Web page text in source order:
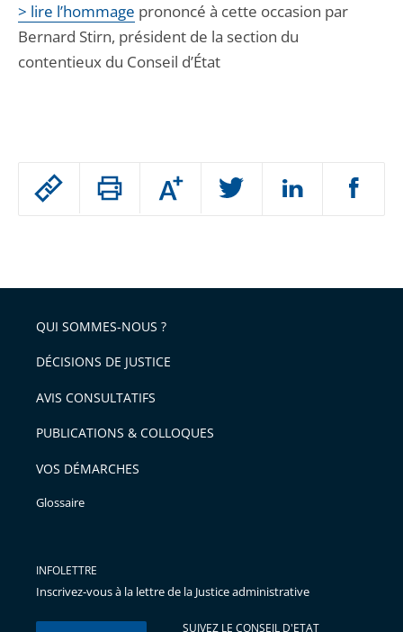
Passer
arriver
après
Augmenter
ou
l'article
pour
avant
> lire l’hommage prononcé à cette occasion par
Bernard Stirn, président de la section du
contentieux du Conseil d’État
QUI SOMMES-NOUS ?
DÉCISIONS DE JUSTICE
AVIS CONSULTATIFS
PUBLICATIONS & COLLOQUES
VOS DÉMARCHES
Glossaire
INFOLETTRE
Inscrivez-vous à la lettre de la Justice administrative
SUIVEZ LE CONSEIL D'ETAT